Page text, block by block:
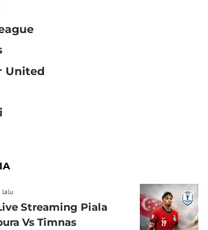
United
lalu
Streaming Piala
Vs Timnas